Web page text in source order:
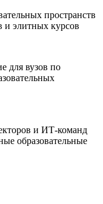
пространств
и элитных курсов
для вузов по
и ИТ-команд
образовательные